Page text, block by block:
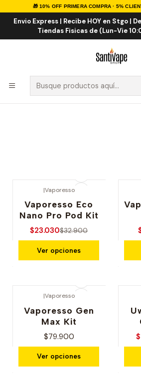
🎁 10% OFF PRIMERA COMPRA · 5%
Envio Express | Recibe HOY en Stgo |
Tiendas Fisicas de (Lun-Vie
Inicio Marcas
Marcas
Más sobre nuestras marcas
|Vaporesso
Vaporesso Eco
Nano Pro Pod Kit
$23.030$32.900
Ver opciones
|Vaporesso
Vaporesso Gen
Max Kit
$79.900
Ver opciones